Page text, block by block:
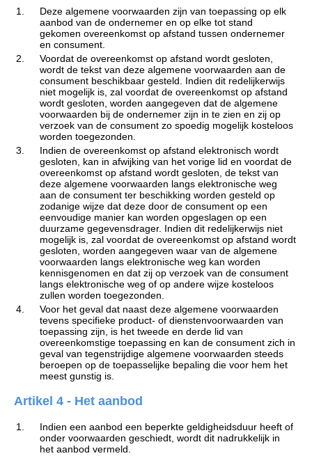
1.
Deze algemene voorwaarden zijn van toepassing op elk
aanbod van de ondernemer en op elke tot stand
gekomen overeenkomst op afstand tussen ondernemer
en consument.
2.
Voordat de overeenkomst op afstand wordt gesloten,
wordt de tekst van deze algemene voorwaarden aan de
consument beschikbaar gesteld. Indien dit redelijkerwijs
niet mogelijk is, zal voordat de overeenkomst op afstand
wordt gesloten, worden aangegeven dat de algemene
voorwaarden bij de ondernemer zijn in te zien en zij op
verzoek van de consument zo spoedig mogelijk kosteloos
worden toegezonden.
3.
Indien de overeenkomst op afstand elektronisch wordt
gesloten, kan in afwijking van het vorige lid en voordat de
overeenkomst op afstand wordt gesloten, de tekst van
deze algemene voorwaarden langs elektronische weg
aan de consument ter beschikking worden gesteld op
zodanige wijze dat deze door de consument op een
eenvoudige manier kan worden opgeslagen op een
duurzame gegevensdrager. Indien dit redelijkerwijs niet
mogelijk is, zal voordat de overeenkomst op afstand wordt
gesloten, worden aangegeven waar van de algemene
voorwaarden langs elektronische weg kan worden
kennisgenomen en dat zij op verzoek van de consument
langs elektronische weg of op andere wijze kosteloos
zullen worden toegezonden.
4.
Voor het geval dat naast deze algemene voorwaarden
tevens specifieke product- of dienstenvoorwaarden van
toepassing zijn, is het tweede en derde lid van
overeenkomstige toepassing en kan de consument zich in
geval van tegenstrijdige algemene voorwaarden steeds
beroepen op de toepasselijke bepaling die voor hem het
meest gunstig is.
Artikel 4 - Het aanbod
1.
Indien een aanbod een beperkte geldigheidsduur heeft of
onder voorwaarden geschiedt, wordt dit nadrukkelijk in
het aanbod vermeld.